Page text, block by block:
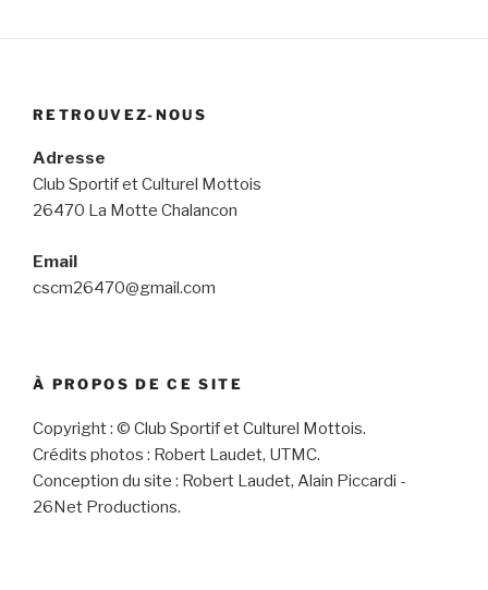
RETROUVEZ-NOUS
Adresse
Club Sportif et Culturel Mottois
26470 La Motte Chalancon
Email
cscm26470@gmail.com
À PROPOS DE CE SITE
Copyright : © Club Sportif et Culturel Mottois.
Crédits photos : Robert Laudet, UTMC.
Conception du site : Robert Laudet, Alain Piccardi -
26Net Productions.